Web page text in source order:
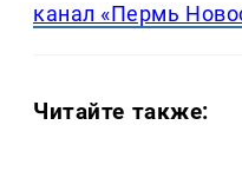
канал «Пермь
Читайте также: